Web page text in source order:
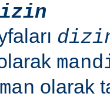
olarak